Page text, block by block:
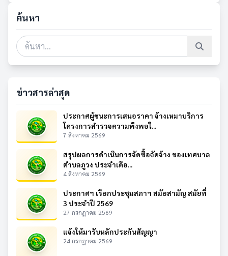
ค้นหา
ข่าวสารล่าสุด
ประกาศผู้ชนะการเสนอราคา จ้างเหมาบริการ
โครงการสำรวจความพึงพอใ...
7 สิงหาคม 2569
สรุปผลการดำเนินการจัดซื้อจัดจ้าง ของเทศบาล
ตำบลภูวง ประจำเดือ...
4 สิงหาคม 2569
ประกาศฯ เรียกประชุมสภาฯ สมัยสามัญ สมัยที่
3 ประจำปี 2569
27 กรกฎาคม 2569
แจ้งให้มารับหลักประกันสัญญา
24 กรกฎาคม 2569